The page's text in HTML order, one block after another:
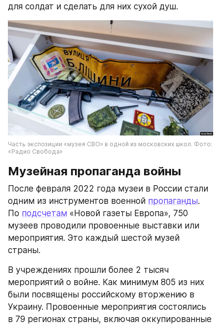
для солдат и сделать для них сухой душ.
Часть экспозиции «музея СВО» в одной из московских школ. Фото:
«Радио Свобода»
Музейная пропаганда войны
После февраля 2022 года музеи в России стали
одним из инструментов военной пропаганды.
По подсчетам «Новой газеты Европа», 750
музеев проводили провоенные выставки или
мероприятия. Это каждый шестой музей
страны.
В учреждениях прошли более 2 тысяч
мероприятий о войне. Как минимум 805 из них
были посвящены российскому вторжению в
Украину. Провоенные мероприятия состоялись
в 79 регионах страны, включая оккупированные